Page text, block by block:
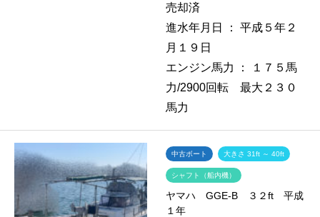
売却済
進水年月日 ： 平成５年２
月１９日
エンジン馬力 ：
１７５馬
力/2900回転 最大２３０
馬力
中古ボート 大きさ 31ft ～ 40ft
シャフト（船内機）
ヤマハ GGE-B ３２ft 平成
１年